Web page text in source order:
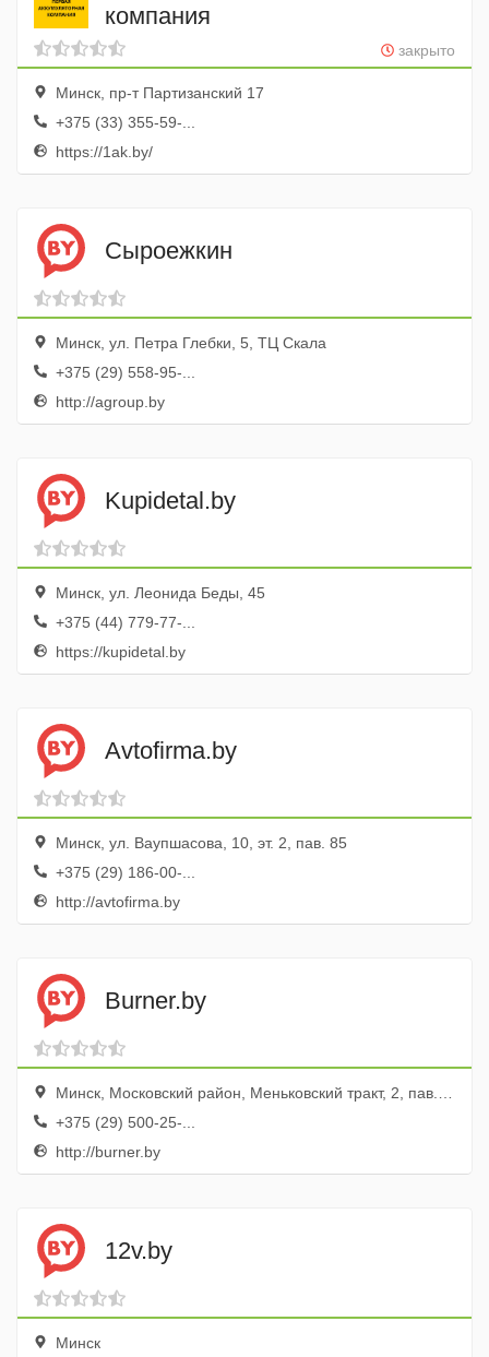
компания
закрыто
Минск, пр-т Партизанский 17
+375 (33) 355-59-...
https://1ak.by/
Сыроежкин
Минск, ул. Петра Глебки, 5, ТЦ Скала
+375 (29) 558-95-...
http://agroup.by
Kupidetal.by
Минск, ул. Леонида Беды, 45
+375 (44) 779-77-...
https://kupidetal.by
Avtofirma.by
Минск, ул. Ваупшасова, 10, эт. 2, пав. 85
+375 (29) 186-00-...
http://avtofirma.by
Burner.by
Минск, Московский район, Меньковский тракт, 2, пав. 586
+375 (29) 500-25-...
http://burner.by
12v.by
Минск